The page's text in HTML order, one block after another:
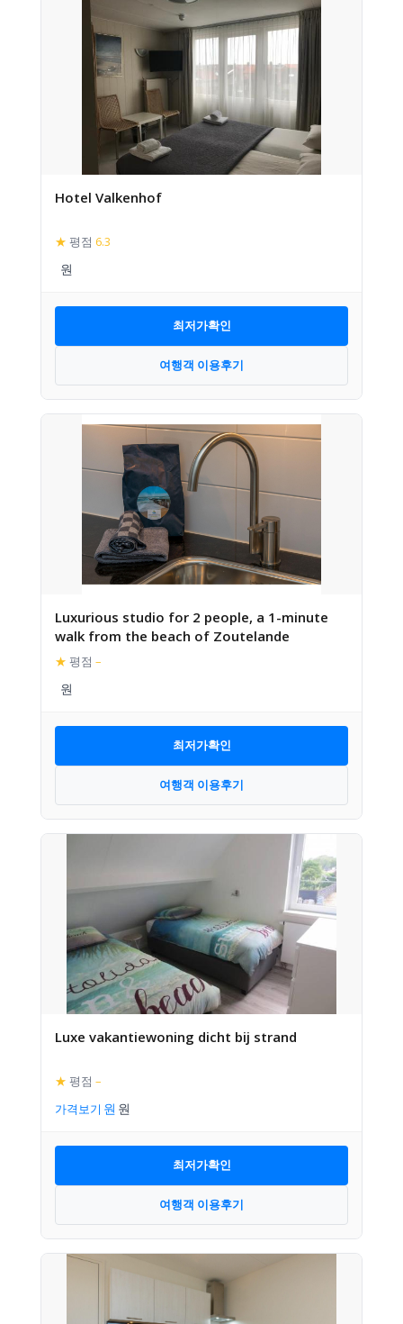
Hotel Valkenhof
★ 평점 6.3
최저가확인
여행객 이용후기
Luxurious studio for 2 people, a 1-minute
walk from the beach of Zoutelande
★ 평점 –
최저가확인
여행객 이용후기
Luxe vakantiewoning dicht bij strand
★ 평점 –
가격보기
최저가확인
여행객 이용후기